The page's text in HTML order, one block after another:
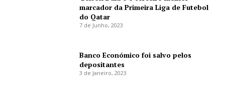
marcador da Primeira Liga de Futebol
do Qatar
7 de Junho, 2023
Banco Económico foi salvo pelos
depositantes
3 de Janeiro, 2023